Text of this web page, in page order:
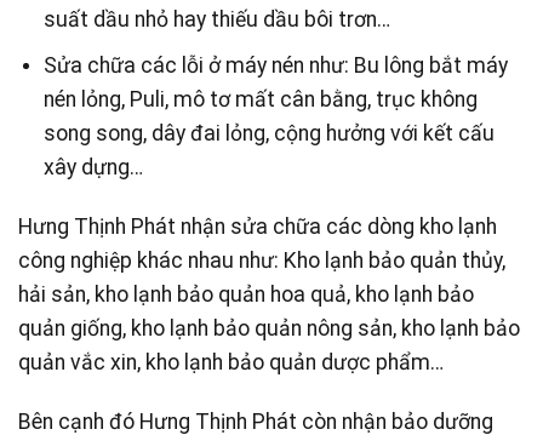
suất dầu nhỏ hay thiếu dầu bôi trơn…
Sửa chữa các lỗi ở máy nén như: Bu lông bắt máy
nén lỏng, Puli, mô tơ mất cân bằng, trục không
song song, dây đai lỏng, cộng hưởng với kết cấu
xây dựng…
Hưng Thịnh Phát nhận sửa chữa các dòng kho lạnh
công nghiệp khác nhau như: Kho lạnh bảo quản thủy,
hải sản, kho lạnh bảo quản hoa quả, kho lạnh bảo
quản giống, kho lạnh bảo quản nông sản, kho lạnh bảo
quản vắc xin, kho lạnh bảo quản dược phẩm…
Bên cạnh đó Hưng Thịnh Phát còn nhận bảo dưỡng